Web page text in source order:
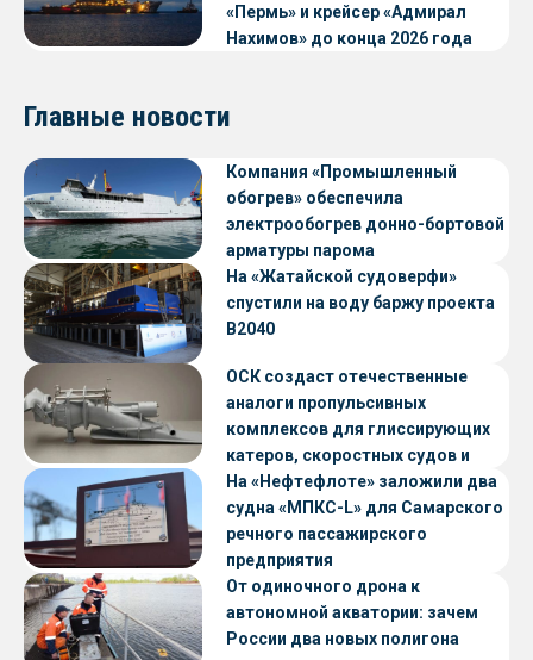
«Пермь» и крейсер «Адмирал
Нахимов» до конца 2026 года
Главные новости
Компания «Промышленный
обогрев» обеспечила
электрообогрев донно-бортовой
арматуры парома
«Петропавловск» проекта CNF22
На «Жатайской судоверфи»
спустили на воду баржу проекта
В2040
ОСК создаст отечественные
аналоги пропульсивных
комплексов для глиссирующих
катеров, скоростных судов и
судов с малой осадкой
На «Нефтефлоте» заложили два
судна «МПКС-L» для Самарского
речного пассажирского
предприятия
От одиночного дрона к
автономной акватории: зачем
России два новых полигона